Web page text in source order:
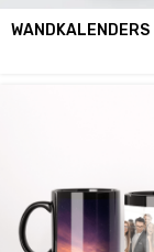
WANDKALENDERS